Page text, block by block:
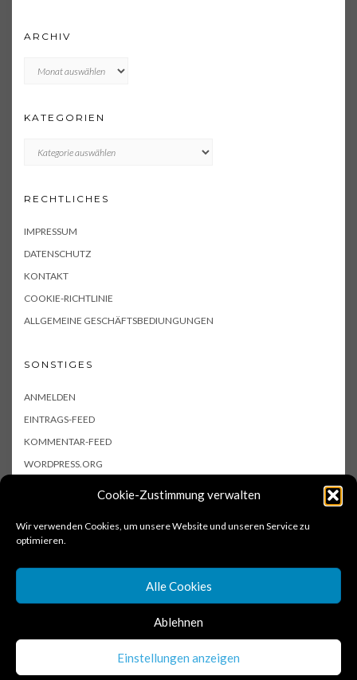
Cookie-Zustimmung verwalten
Wir verwenden Cookies, um unsere Website und unseren Service zu
optimieren.
Alle Cookies
Ablehnen
Einstellungen anzeigen
ARCHIV
KATEGORIEN
RECHTLICHES
IMPRESSUM
DATENSCHUTZ
KONTAKT
COOKIE-RICHTLINIE
ALLGEMEINE GESCHÄFTSBEDIUNGUNGEN
SONSTIGES
ANMELDEN
EINTRAGS-FEED
KOMMENTAR-FEED
WORDPRESS.ORG